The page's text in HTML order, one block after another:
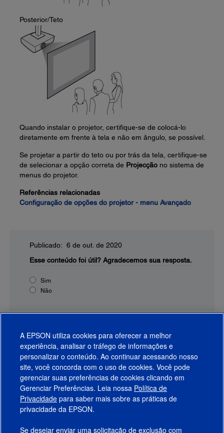
Posterior/Teto
Quando instalar o projetor, certifique-se de colocá-lo
diretamente em frente à tela e não em ângulo, se possível.
Se projetar a partir do teto ou por trás da tela, certifique-se
de selecionar a opção correta de Projecção no sistema de
menus do projetor.
Referências relacionadas
Configuração de opções do projetor - menu Avançado
Publicado: 6 de out. de 2020
Esse conteúdo foi útil? Agradecemos sua resposta.
Sim
Não
Produtos
Suporte
Links Sugeridos
A EPSON utiliza cookies para oferecer a melhor
experiência, analisar o tráfego de informações e
personalizar o conteúdo. Ao continuar acessando nosso
site, você concorda com o uso de cookies. Você pode
gerenciar suas preferências de cookies clicando em
Gerenciar Preferências. Leia nossa Política de
Privacidade para saber mais sobre as práticas de
privacidade da EPSON.
Se desejar enviar uma solicitação de exclusão com